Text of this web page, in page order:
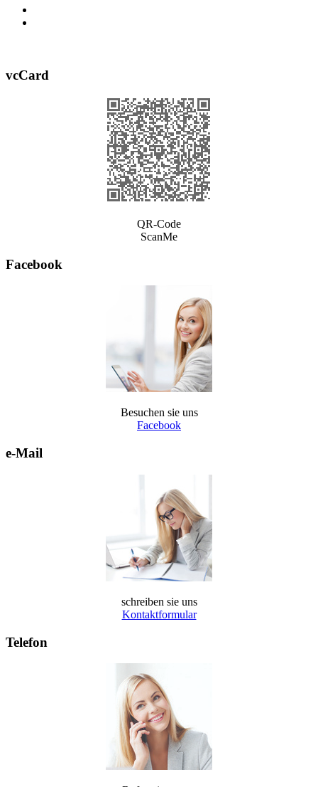
vcCard
QR-Code
ScanMe
Facebook
Besuchen sie uns
Facebook
e-Mail
schreiben sie uns
Kontaktformular
Telefon